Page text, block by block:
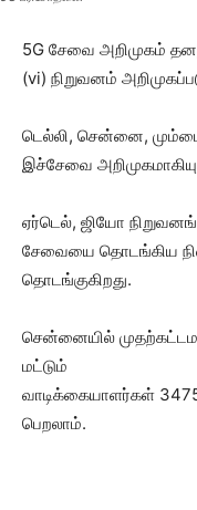
5G சேவை அறிமுகம்
(vi) நிறுவனம்
டெல்லி, சென்னை,
இச்சேவை
ஏர்டெல், ஜியோ
சேவையை தொடங்கிய
தொடங்குகிறது.
சென்னையில்
மட்டும்
வாடிக்கையாளர்கள்
பெறலாம்.